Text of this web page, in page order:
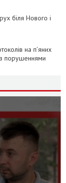
біля Нового і
на пʼяних
з порушеннями